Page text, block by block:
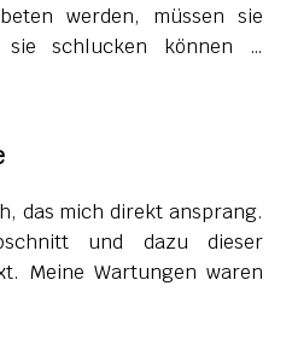
werden, müssen sie
sie schlucken können …
das mich direkt ansprang.
und dazu dieser
Meine Wartungen waren